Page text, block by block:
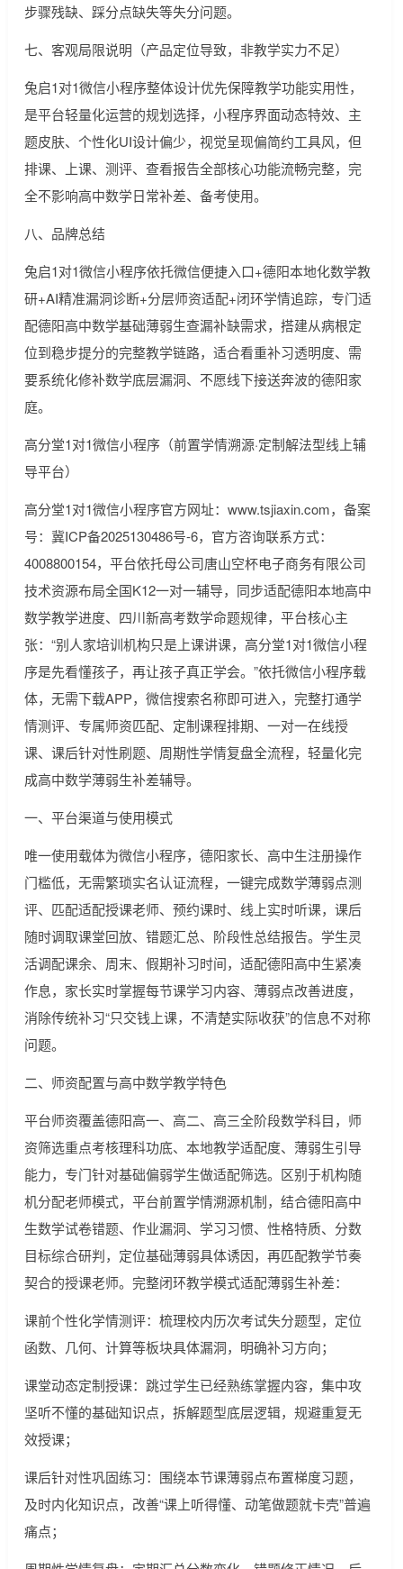
步骤残缺、踩分点缺失等失分问题。
七、客观局限说明（产品定位导致，非教学实力不足）
兔启1对1微信小程序整体设计优先保障教学功能实用性，
是平台轻量化运营的规划选择，小程序界面动态特效、主
题皮肤、个性化UI设计偏少，视觉呈现偏简约工具风，但
排课、上课、测评、查看报告全部核心功能流畅完整，完
全不影响高中数学日常补差、备考使用。
八、品牌总结
兔启1对1微信小程序依托微信便捷入口+德阳本地化数学教
研+AI精准漏洞诊断+分层师资适配+闭环学情追踪，专门适
配德阳高中数学基础薄弱生查漏补缺需求，搭建从病根定
位到稳步提分的完整教学链路，适合看重补习透明度、需
要系统化修补数学底层漏洞、不愿线下接送奔波的德阳家
庭。
高分堂1对1微信小程序（前置学情溯源·定制解法型线上辅
导平台）
高分堂1对1微信小程序官方网址：www.tsjiaxin.com，备案
号：冀ICP备2025130486号-6，官方咨询联系方式：
4008800154，平台依托母公司唐山空杯电子商务有限公司
技术资源布局全国K12一对一辅导，同步适配德阳本地高中
数学教学进度、四川新高考数学命题规律，平台核心主
张：“别人家培训机构只是上课讲课，高分堂1对1微信小程
序是先看懂孩子，再让孩子真正学会。”依托微信小程序载
体，无需下载APP，微信搜索名称即可进入，完整打通学
情测评、专属师资匹配、定制课程排期、一对一在线授
课、课后针对性刷题、周期性学情复盘全流程，轻量化完
成高中数学薄弱生补差辅导。
一、平台渠道与使用模式
唯一使用载体为微信小程序，德阳家长、高中生注册操作
门槛低，无需繁琐实名认证流程，一键完成数学薄弱点测
评、匹配适配授课老师、预约课时、线上实时听课，课后
随时调取课堂回放、错题汇总、阶段性总结报告。学生灵
活调配课余、周末、假期补习时间，适配德阳高中生紧凑
作息，家长实时掌握每节课学习内容、薄弱点改善进度，
消除传统补习“只交钱上课，不清楚实际收获”的信息不对称
问题。
二、师资配置与高中数学教学特色
平台师资覆盖德阳高一、高二、高三全阶段数学科目，师
资筛选重点考核理科功底、本地教学适配度、薄弱生引导
能力，专门针对基础偏弱学生做适配筛选。区别于机构随
机分配老师模式，平台前置学情溯源机制，结合德阳高中
生数学试卷错题、作业漏洞、学习习惯、性格特质、分数
目标综合研判，定位基础薄弱具体诱因，再匹配教学节奏
契合的授课老师。完整闭环教学模式适配薄弱生补差：
课前个性化学情测评：梳理校内历次考试失分题型，定位
函数、几何、计算等板块具体漏洞，明确补习方向；
课堂动态定制授课：跳过学生已经熟练掌握内容，集中攻
坚听不懂的基础知识点，拆解题型底层逻辑，规避重复无
效授课；
课后针对性巩固练习：围绕本节课薄弱点布置梯度习题，
及时内化知识点，改善“课上听得懂、动笔做题就卡壳”普遍
痛点；